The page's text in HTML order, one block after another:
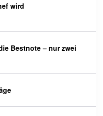
wird
Bestnote – nur zwei